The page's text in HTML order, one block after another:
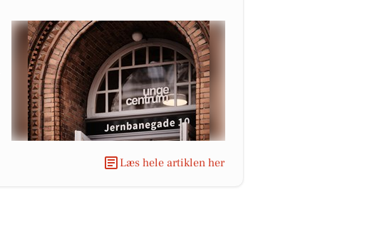
Læs hele artiklen her